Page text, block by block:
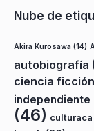
Nube de
Akira Kurosawa (14)
autobiografía
ciencia ficción
independiente
(46) culturaca